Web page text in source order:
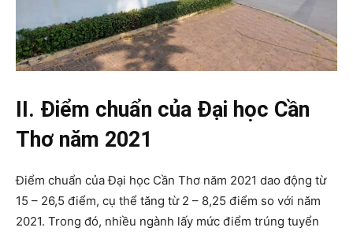
II. Điểm chuẩn của Đại học Cần
Thơ năm 2021
Điểm chuẩn của Đại học Cần Thơ năm 2021 dao động từ
15 – 26,5 điểm, cụ thể tăng từ 2 – 8,25 điểm so với năm
2021. Trong đó, nhiều ngành lấy mức điểm trúng tuyển